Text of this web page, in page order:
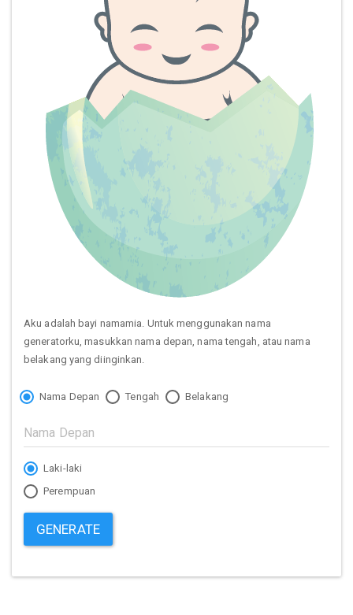
Aku adalah bayi namamia. Untuk menggunakan nama
generatorku, masukkan nama depan, nama tengah, atau nama
belakang yang diinginkan.
Nama Depan Tengah Belakang
Laki-laki
Perempuan
GENERATE